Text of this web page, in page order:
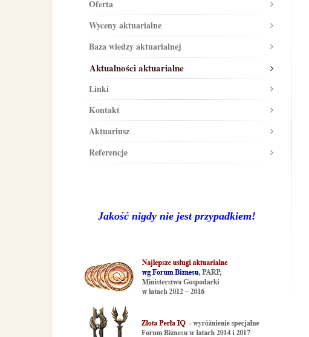
Oferta
Wyceny aktuarialne
Baza wiedzy aktuarialnej
Aktualności aktuarialne
Linki
Kontakt
Aktuariusz
Referencje
Jakość nigdy nie jest przypadkiem!